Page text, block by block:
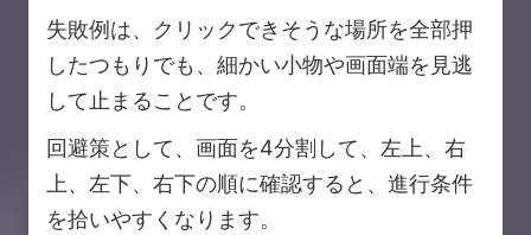
失敗例は、クリックできそうな場所を全部押
したつもりでも、細かい小物や画面端を見逃
して止まることです。
回避策として、画面を4分割して、左上、右
上、左下、右下の順に確認すると、進行条件
を拾いやすくなります。